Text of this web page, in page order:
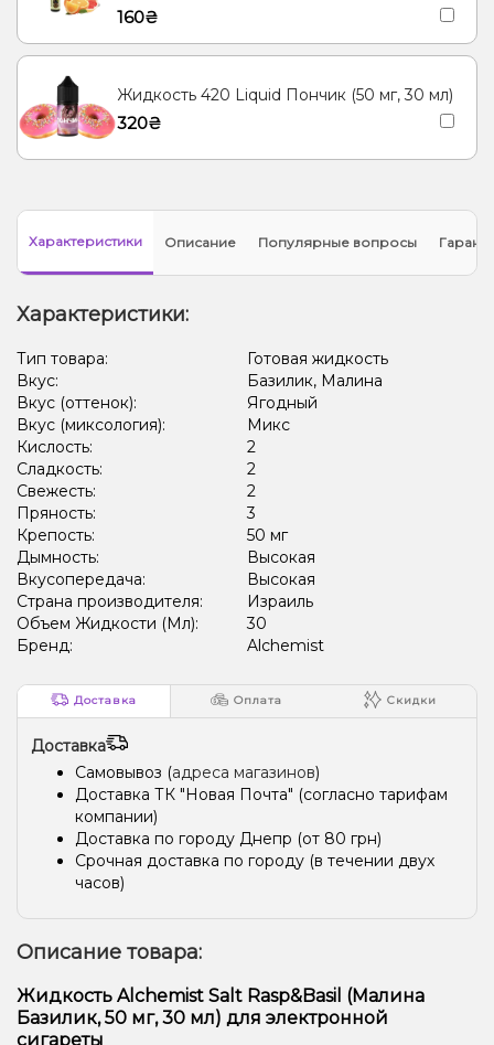
160₴
Жидкость 420 Liquid Пончик (50 мг, 30 мл)
320₴
Характеристики Описание Популярные вопросы
Характеристики:
Тип товара:
Готовая жидкость
Вкус:
Базилик, Малина
Вкус (оттенок):
Ягодный
Вкус (миксология):
Микс
Кислость:
2
Сладкость:
2
Свежесть:
2
Пряность:
3
Крепость:
50 мг
Дымность:
Высокая
Вкусопередача:
Высокая
Страна производителя:
Израиль
Объем Жидкости (Мл):
30
Бренд:
Alchemist
Доставка Оплата Скидки
Доставка
Самовывоз (адреса магазинов)
Доставка ТК "Новая Почта" (согласно тарифам
компании)
Доставка по городу Днепр (от 80 грн)
Срочная доставка по городу (в течении двух
часов)
Описание товара:
Жидкость Alchemist Salt Rasp&Basil (Малина
Базилик, 50 мг, 30 мл) для электронной
сигареты